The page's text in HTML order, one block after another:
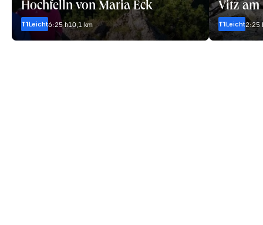
Hochfelln von Maria Eck
T1Leicht6:25 h10,1 km
Vitz am
T1Leicht2:25